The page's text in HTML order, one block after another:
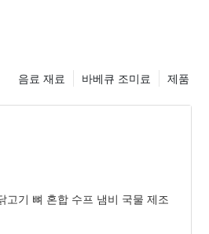
제품
바베큐 조미료
음료 재료